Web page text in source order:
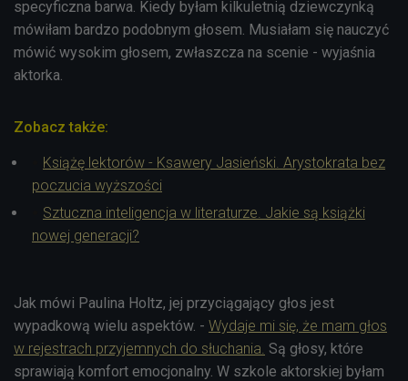
specyficzna barwa. Kiedy byłam kilkuletnią dziewczynką
mówiłam bardzo podobnym głosem. Musiałam się nauczyć
mówić wysokim głosem, zwłaszcza na scenie - wyjaśnia
aktorka.
Zobacz także:
Książę lektorów - Ksawery Jasieński. Arystokrata bez
poczucia wyższości
Sztuczna inteligencja w literaturze. Jakie są książki
nowej generacji?
Jak mówi Paulina Holtz, jej przyciągający głos jest
wypadkową wielu aspektów. - Wydaje mi się, że mam głos
w rejestrach przyjemnych do słuchania. Są głosy, które
sprawiają komfort emocjonalny. W szkole aktorskiej byłam